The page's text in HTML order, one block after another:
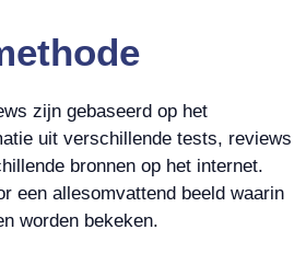
zijn gebaseerd op het
uit verschillende tests, reviews
bronnen op het internet.
een allesomvattend beeld waarin
worden bekeken.